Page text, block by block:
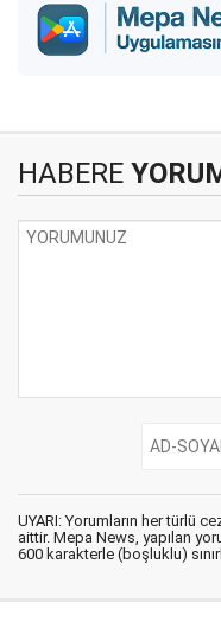
HABERE
UYARI: Yorumların her türlü
aittir. Mepa News, yapılan
600 karakterle (boşluklu)